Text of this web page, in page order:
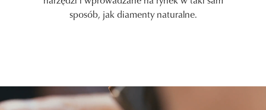
sposób, jak diamenty naturalne.